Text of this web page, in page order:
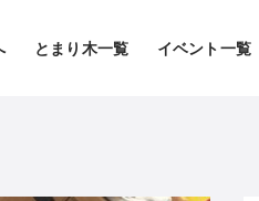
とまり木一覧 イベント一覧